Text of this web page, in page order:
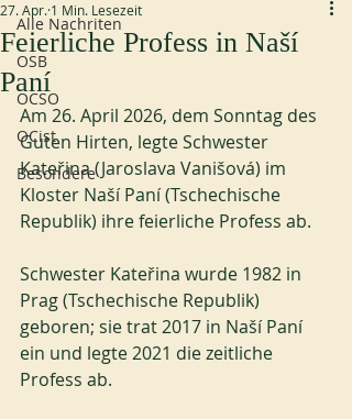
Alle Nachriten
OSB
OCSO
OCist
Besondere
Feierliche Profess in Naší
Paní
27. Apr. 1 Min. Lesezeit
Am 26. April 2026, dem Sonntag des
Guten Hirten, legte Schwester
Kateřina (Jaroslava Vanišová) im
Kloster Naší Paní (Tschechische
Republik) ihre feierliche Profess ab.
Schwester Kateřina wurde 1982 in
Prag (Tschechische Republik)
geboren; sie trat 2017 in Naší Paní
ein und legte 2021 die zeitliche
Profess ab.